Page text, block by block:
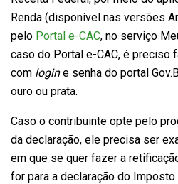
Renda (disponível nas versões
pelo Portal e-CAC, no serviço
caso do Portal e-CAC, é preciso
com logine senha do portal
ouro ou prata.
Caso o contribuinte opte pelo
da declaração, ele precisa ser
em que se quer fazer a
for para a declaração do